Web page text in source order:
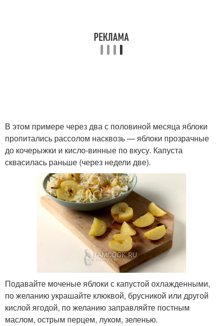
В этом примере через два с половиной месяца яблоки
пропитались рассолом насквозь — яблоки прозрачные
до кочерыжки и кисло-винные по вкусу. Капуста
сквасилась раньше (через недели две).
Подавайте моченые яблоки с капустой охлажденными,
по желанию украшайте клюквой, брусникой или другой
кислой ягодой, по желанию заправляйте постным
маслом, острым перцем, луком, зеленью.